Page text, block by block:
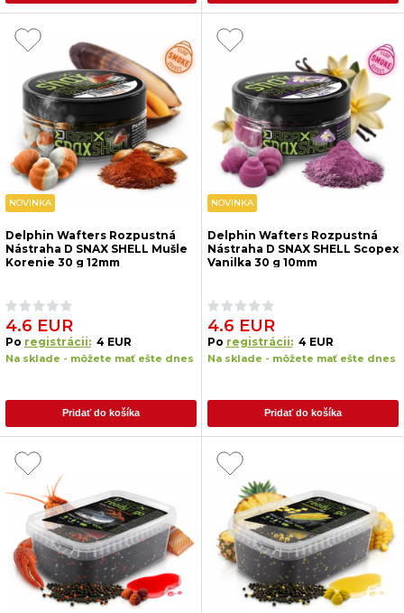
NOVINKA
Delphin Wafters Rozpustná
Nástraha D SNAX SHELL Mušle
Korenie 30 g 12mm
4.6 EUR
Po registrácii: 4 EUR
Na sklade - môžete mať ešte dnes
Pridať do košíka
NOVINKA
Delphin Wafters Rozpustná
Nástraha D SNAX SHELL Scopex
Vanilka 30 g 10mm
4.6 EUR
Po registrácii: 4 EUR
Na sklade - môžete mať ešte dnes
Pridať do košíka